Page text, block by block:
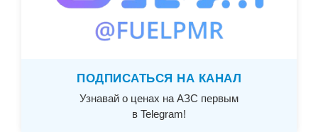
ПОДПИСАТЬСЯ НА КАНАЛ
Узнавай о ценах на АЗС первым
в Telegram!